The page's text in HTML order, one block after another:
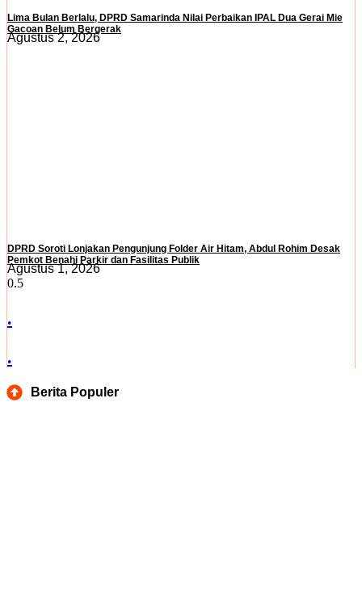
Lima Bulan Berlalu, DPRD Samarinda Nilai Perbaikan IPAL Dua Gerai Mie
Gacoan Belum Bergerak
Agustus 2, 2026
DPRD Soroti Lonjakan Pengunjung Folder Air Hitam, Abdul Rohim Desak
Pemkot Benahi Parkir dan Fasilitas Publik
Agustus 1, 2026
.
.
Berita Populer